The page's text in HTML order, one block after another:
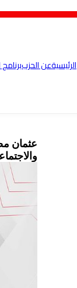
الرئيسيةعن الحزب
عثمان